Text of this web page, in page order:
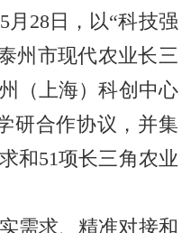
28日，以“科技强
州市现代农业长三
（上海）科创中心
研合作协议，并集
和51项长三角农业
需求、精准对接和